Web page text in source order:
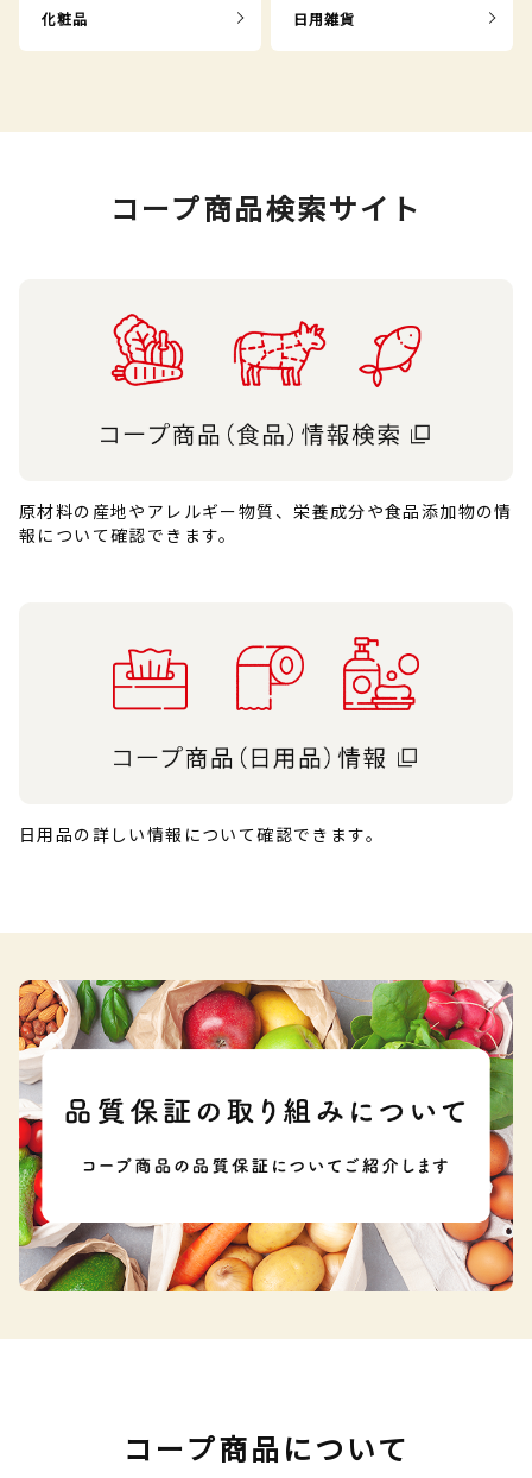
化粧品 日用雑貨
コープ商品検索サイト
原材料の産地やアレルギー物質、栄養成分や食品添加物の情
報について確認できます。
日用品の詳しい情報について確認できます。
コープ商品について